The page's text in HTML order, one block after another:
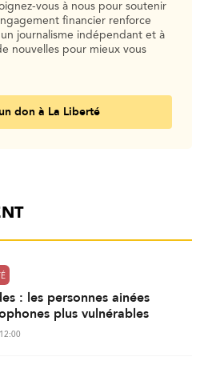
vous à nous pour soutenir
financier renforce
journalisme indépendant et à
nouvelles pour mieux vous
don à La Liberté
: les personnes ainées
plus vulnérables